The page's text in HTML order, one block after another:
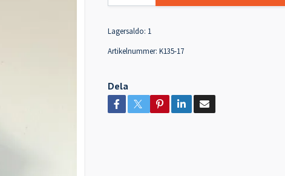
Lagersaldo: 1
Artikelnummer: K135-17
Dela